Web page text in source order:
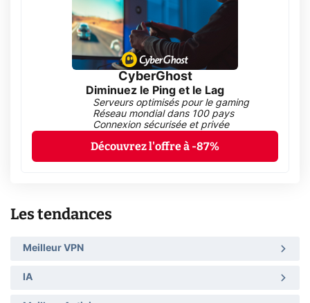
CyberGhost
Diminuez le Ping et le Lag
Serveurs optimisés pour le gaming
Réseau mondial dans 100 pays
Connexion sécurisée et privée
Découvrez l'offre à -87%
Les tendances
Meilleur VPN
IA